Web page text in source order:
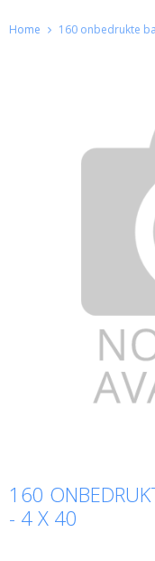
Home 160 onbedrukte
160
- 4 X 40